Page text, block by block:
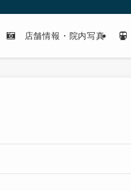
店舗情報・院内写真